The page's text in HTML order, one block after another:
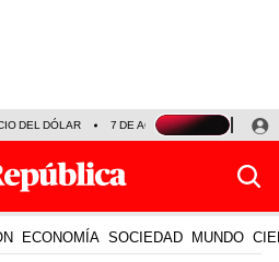
DEL DÓLAR 7 DE AGOSTO OLLANTA
ECONOMÍA SOCIEDAD MUNDO